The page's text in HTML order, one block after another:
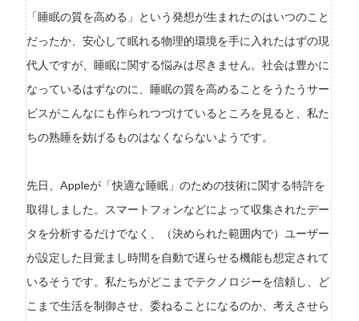
「睡眠の質を高める」という発想が生まれたのはいつのこと
だったか、安心して眠れる物理的環境を手に入れたはずの現
代人ですが、睡眠に関する悩みは尽きません。社会は豊かに
なっているはずなのに、睡眠の質を高めることをうたうサー
ビスがこんなにも作られつづけているところを見ると、私た
ちの熟睡を妨げるものはなくならないようです。
先日、Appleが「快適な睡眠」のための技術に関する特許を
取得しました。スマートフォンなどによって収集されたデー
タを分析するだけでなく、（決められた範囲内で）ユーザー
が設定した目覚まし時間を自動で遅らせる機能も想定されて
いるそうです。私たちがどこまでテクノロジーを信頼し、ど
こまで生活を制御させ、委ねることになるのか、考えさせら